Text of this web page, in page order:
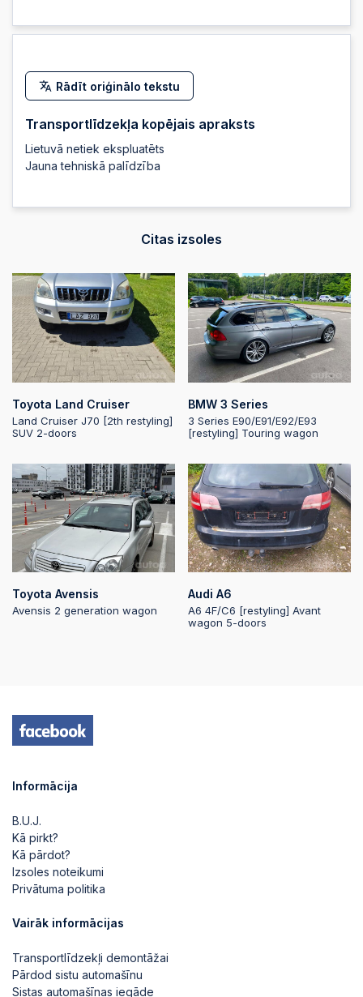
2025-08-11 19:15:22
2025-08-11 19:15:21
2025-08-11 19:15:20
2025-08-11 19:15:20
2025-08-11 19:15:19
2025-08-11 19:15:19
2025-08-11 19:12:45
2025-08-11 07:18:23
Rādīt oriģinālo tekstu
Transportlīdzekļa kopējais apraksts
Lietuvā netiek ekspluatēts
Jauna tehniskā palīdzība
Citas izsoles
Toyota Land Cruiser
Land Cruiser J70 [2th restyling]
SUV 2-doors
BMW 3 Series
3 Series E90/E91/E92/E93
[restyling] Touring wagon
Toyota Avensis
Avensis 2 generation wagon
Audi A6
A6 4F/C6 [restyling] Avant
wagon 5-doors
Informācija
B.U.J.
Kā pirkt?
Kā pārdot?
Izsoles noteikumi
Privātuma politika
Vairāk informācijas
Transportlīdzekļi demontāžai
Pārdod sistu automašīnu
Sistas automašīnas iegāde